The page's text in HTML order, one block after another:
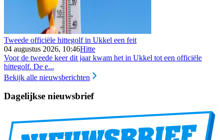
Tweede officiële hittegolf in Ukkel een feit
04 augustus 2026, 10:46Hitte
Voor de tweede keer dit jaar kwam het in Ukkel tot een officiële
hittegolf. De e...
Bekijk alle nieuwsberichten
Dagelijkse nieuwsbrief